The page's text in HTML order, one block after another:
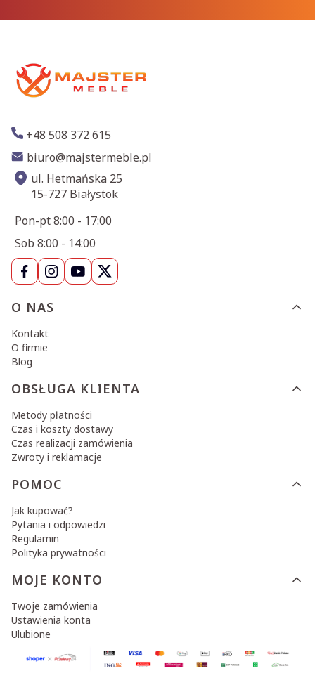
+48 508 372 615
biuro@majstermeble.pl
ul. Hetmańska 25
15-727 Białystok
Pon-pt 8:00 - 17:00
Sob 8:00 - 14:00
Linki w stopce
O NAS
Kontakt
O firmie
Blog
OBSŁUGA KLIENTA
Metody płatności
Czas i koszty dostawy
Czas realizacji zamówienia
Zwroty i reklamacje
POMOC
Jak kupować?
Pytania i odpowiedzi
Regulamin
Polityka prywatności
MOJE KONTO
Twoje zamówienia
Ustawienia konta
Ulubione